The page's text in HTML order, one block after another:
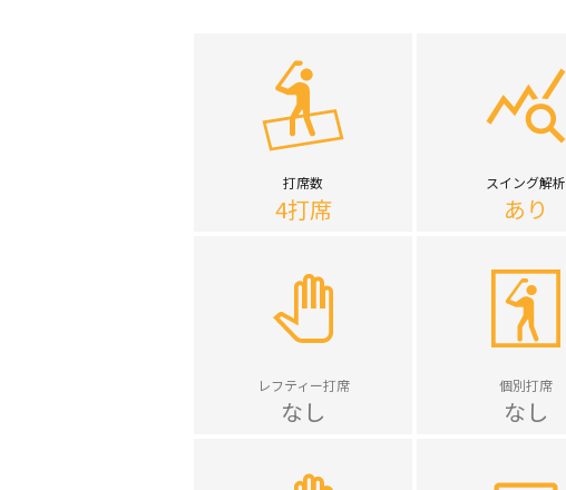
打席数
4打席
スイング解析
あり
レフティー打席
なし
個別打席
なし